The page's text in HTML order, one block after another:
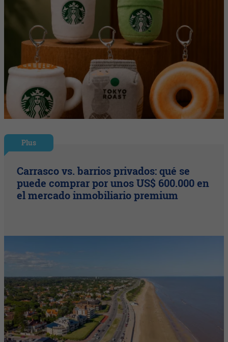
Plus
Carrasco vs. barrios privados: qué se
puede comprar por unos US$ 600.000 en
el mercado inmobiliario premium